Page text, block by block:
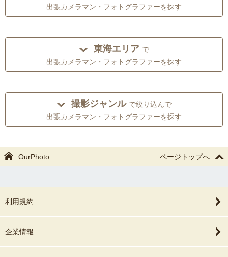
出張カメラマン・フォトグラファーを探す
東海エリア で
出張カメラマン・フォトグラファーを探す
撮影ジャンル で絞り込んで
出張カメラマン・フォトグラファーを探す
OurPhoto ページトップへ
利用規約
企業情報